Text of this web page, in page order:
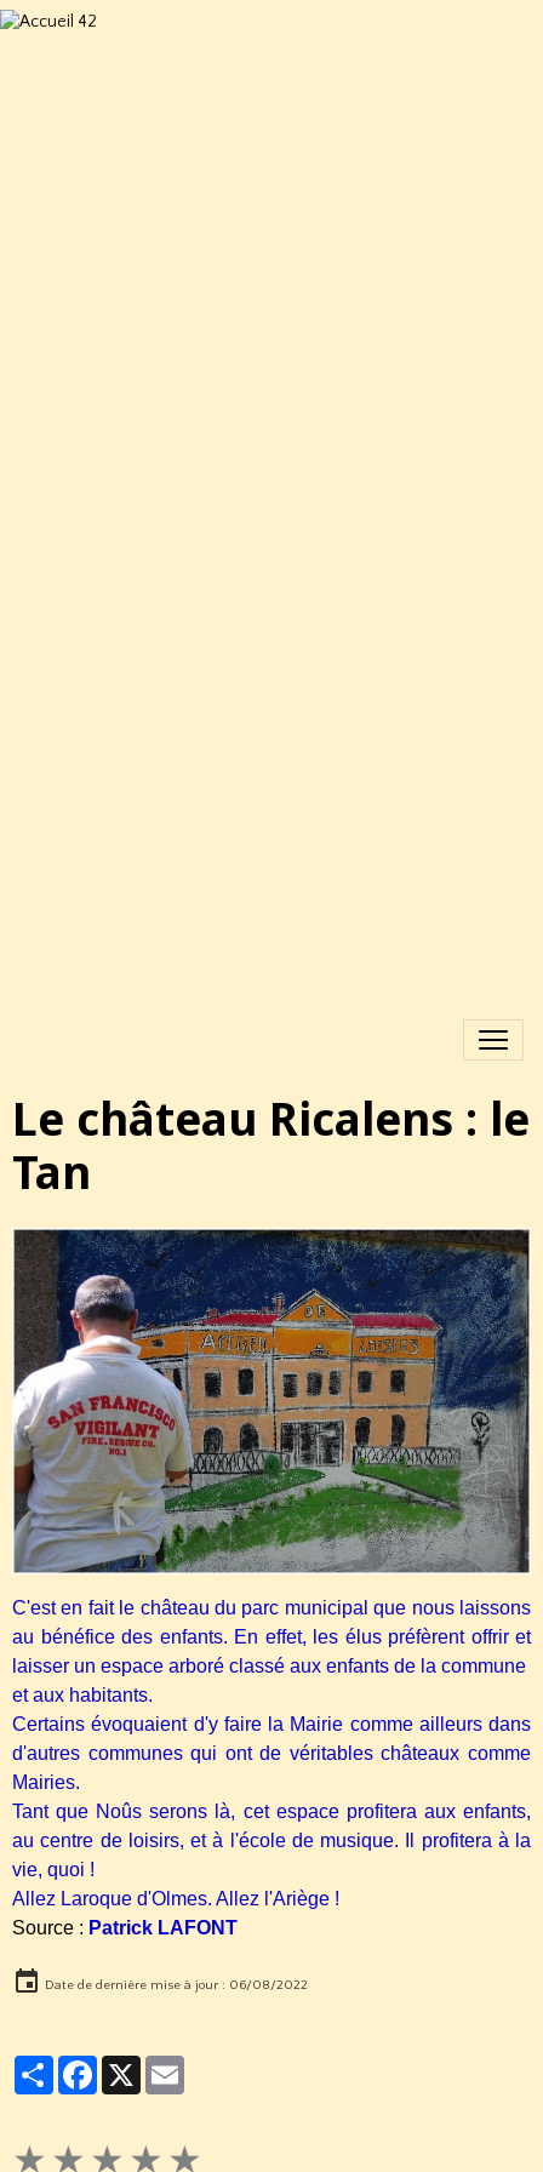
Le château Ricalens : le
Tan
C'est en fait le château du parc municipal que nous laissons
au bénéfice des enfants. En effet, les élus préfèrent offrir et
laisser un espace arboré classé aux enfants de la commune
et aux habitants.
Certains évoquaient d'y faire la Mairie comme ailleurs dans
d'autres communes qui ont de véritables châteaux comme
Mairies.
Tant que Noûs serons là, cet espace profitera aux enfants,
au centre de loisirs, et à l'école de musique. Il profitera à la
vie, quoi !
Allez Laroque d'Olmes. Allez l'Ariège !
Source : Patrick LAFONT
Date de dernière mise à jour : 06/08/2022
PartagerFacebook
X
★ ★ ★ ★ ★